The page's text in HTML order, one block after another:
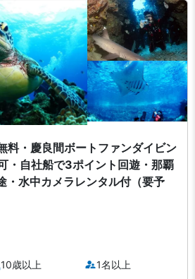
料・慶良間ボートファンダイビン
・自社船で3ポイント回遊・那覇
・水中カメラレンタル付（要予
10歳以上
1名以上